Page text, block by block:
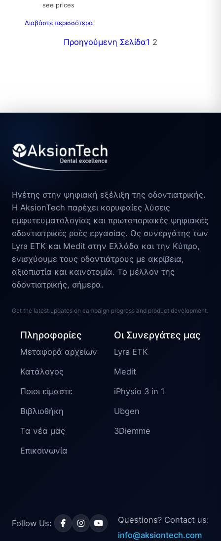
see prices
Διαβάστε περισσότερα
Προηγούμενη Σελίδα1 2
Ηγέτης στην ψηφιακή εξέλιξη της οδοντιατρικής.
Η AksionTech παρέχει κορυφαίες λύσεις
εμφυτευματολογίας και πρωτοποριακές ψηφιακές
οδοντιατρικές ροές εργασίας. Ως συνεργάτης των
Lyra ETK και Medit στην Ελλάδα και την Κύπρο,
ενισχύουμε τους οδοντιάτρους με ακρίβεια,
αξιοπιστία και καινοτομία. Το μέλλον της
οδοντιατρικής, σήμερα.
Get the latest updates on campaign progress and product development.
Πληροφορίες
Μεταφορά αρχείων
Κατάλογος
Ποιοι είμαστε
Βιβλιοθήκη
Τα νέα μας
Επικοινωνία
Οι Συνεργάτες μας
Lyra ETK
Medit
iPhysio 3 in 1
Ubgen
3Diemme
Follow Us:
Questions? Contact us:
info@aksiontech.com